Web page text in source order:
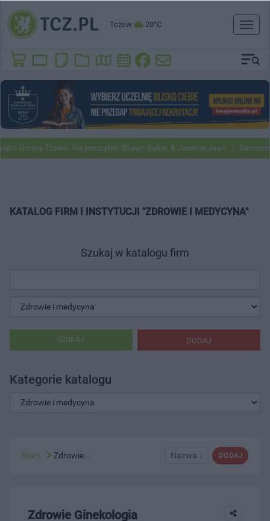
Tczew 20°C
Toggle
Gminy Tczew. Na początek Shaun Baker & Jessica Jean
KATALOG FIRM I INSTYTUCJI "ZDROWIE I MEDYCYNA"
Szukaj w katalogu firm
DODAJ
SZUKAJ
Kategorie katalogu
DODAJ
Nazwa ↓
Start Zdrowie...
Zdrowie Ginekologia